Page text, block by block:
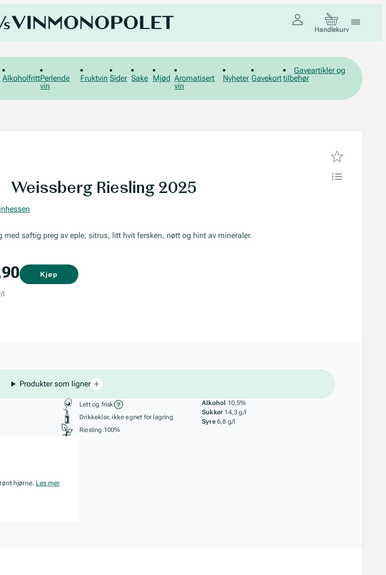
Handlekurv
AlkoholfrittPerlende
vin
Fruktvin Sider Sake Mjød Aromatisert
vin
Nyheter Gavekort
Gaveartikler og
tilbehør
Weissberg Riesling 2025
med saftig preg av eple, sitrus, litt hvit fersken, nøtt og hint av mineraler.
l
Kjøp
Produkter som ligner
Stil, lagring og råstoff
Lett og frisk
Drikkeklar, ikke egnet for lagring
Riesling 100%
Alkohol 10,5%
Sukker 14,3 g/l
Syre 6,8 g/l
hjørne. Les mer